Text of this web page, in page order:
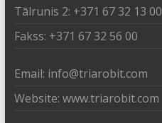
Tālrunis 2: +371 67 32 13 00
Fakss: +371 67 32 56 00
Email: info@triarobit.com
Website: www.triarobit.com